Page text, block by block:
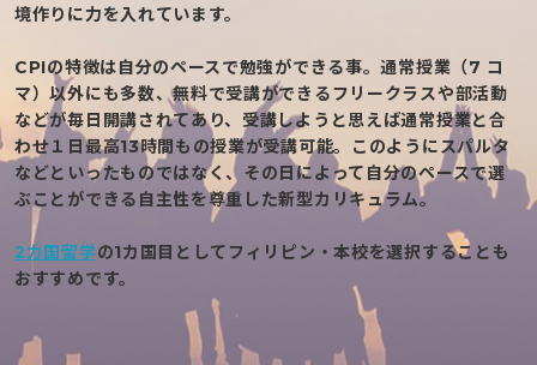
境作りに力を入れています。
CPIの特徴は自分のペースで勉強ができる事。通常授業（7 コ
マ）以外にも多数、無料で受講ができるフリークラスや部活動
などが毎日開講されてあり、受講しようと思えば通常授業と合
わせ１日最高13時間もの授業が受講可能。こ のようにスパルタ
などといったものではなく、その日によって自分のペースで選
ぶことができる自主性を尊重した新型カリキュラム。
2カ国留学の1カ国目としてフィリピン・本校を選択することも
おすすめです。